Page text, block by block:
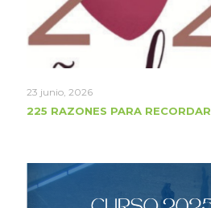
23 junio, 2026
225 RAZONES PARA RECORDAR